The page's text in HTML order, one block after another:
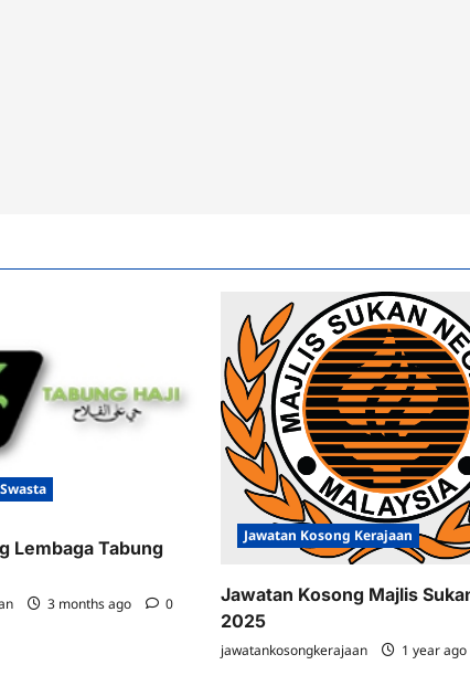
Lembaga Tabung
3 months ago 0
Jawatan Kosong Kerajaan
Jawatan Kosong Majlis
2025
jawatankosongkerajaan 1 year ago